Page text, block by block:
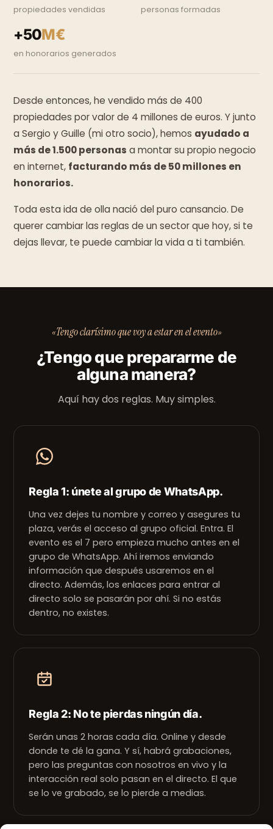
propiedades vendidas personas formadas
+50M€
en honorarios generados
Desde entonces, he vendido más de 400
propiedades por valor de 4 millones de euros. Y junto
a Sergio y Guille (mi otro socio), hemos ayudado a
más de 1.500 personas a montar su propio negocio
en internet, facturando más de 50 millones en
honorarios.
Toda esta ida de olla nació del puro cansancio. De
querer cambiar las reglas de un sector que hoy, si te
dejas llevar, te puede cambiar la vida a ti también.
«Tengo clarísimo que voy a estar en el evento»
¿Tengo que prepararme de
alguna manera?
Aquí hay dos reglas. Muy simples.
Regla 1: únete al grupo de WhatsApp.
Una vez dejes tu nombre y correo y asegures tu
plaza, verás el acceso al grupo oficial. Entra. El
evento es el 7 pero empieza mucho antes en el
grupo de WhatsApp. Ahí iremos enviando
información que después usaremos en el
directo. Además, los enlaces para entrar al
directo solo se pasarán por ahí. Si no estás
dentro, no existes.
Regla 2: No te pierdas ningún día.
Serán unas 2 horas cada día. Online y desde
donde te dé la gana. Y sí, habrá grabaciones,
pero las preguntas con nosotros en vivo y la
interacción real solo pasan en el directo. El que
se lo ve grabado, se lo pierde a medias.